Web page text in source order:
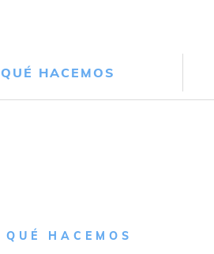
QUÉ HACEMOS
QUÉ HACEMOS